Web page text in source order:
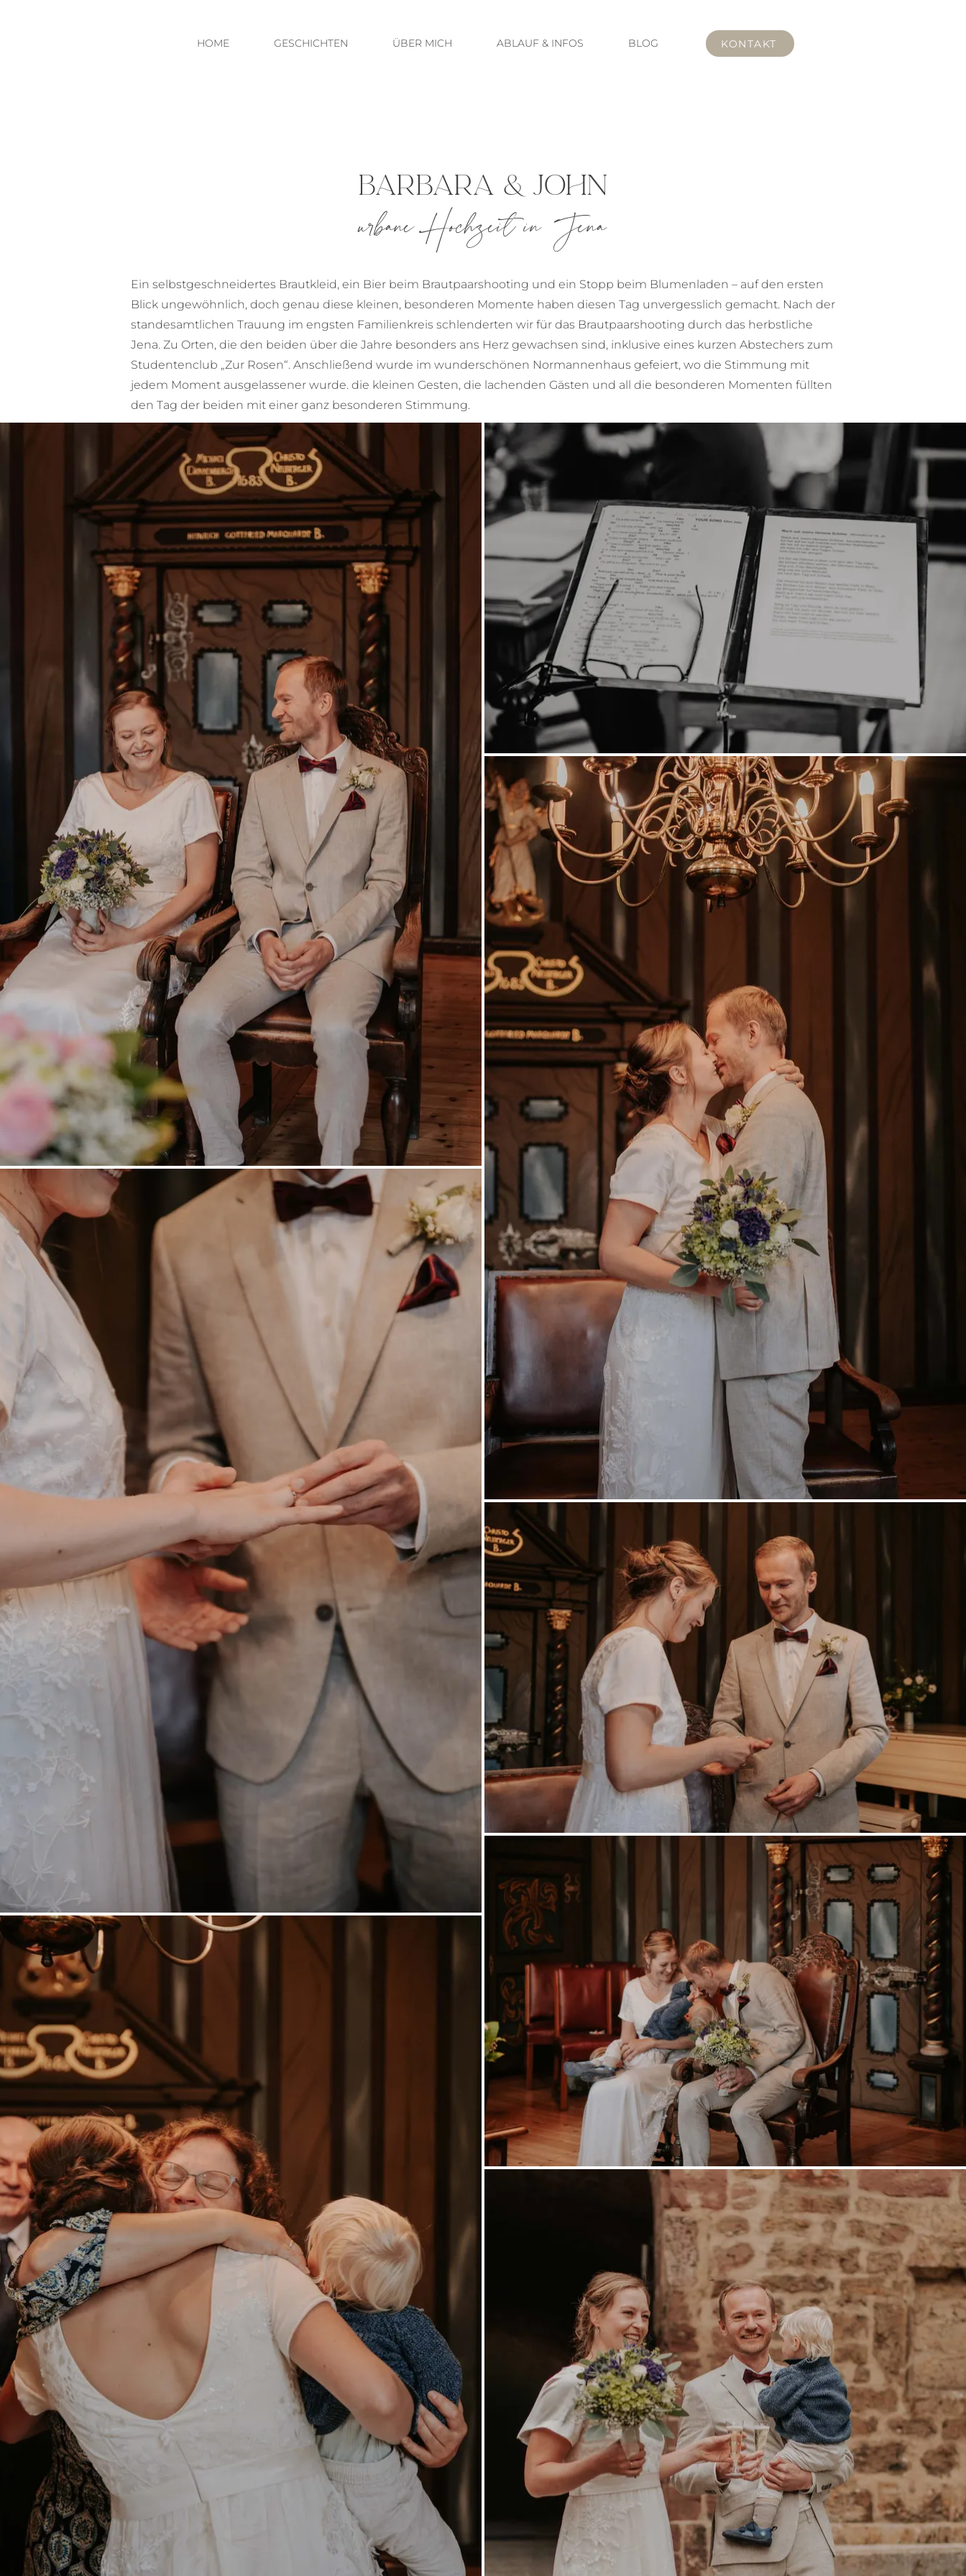
HOME GESCHICHTEN ÜBER MICH ABLAUF & INFOS BLOG KONTAKT
urbane Hochzeit in Jena
BARBARA & JOHN
Ein selbstgeschneidertes Brautkleid, ein Bier beim Brautpaarshooting und ein Stopp beim Blumenladen – auf den ersten
Blick ungewöhnlich, doch genau diese kleinen, besonderen Momente haben diesen Tag unvergesslich gemacht. Nach der
standesamtlichen Trauung im engsten Familienkreis schlenderten wir für das Brautpaarshooting durch das herbstliche
Jena. Zu Orten, die den beiden über die Jahre besonders ans Herz gewachsen sind, inklusive eines kurzen Abstechers zum
Studentenclub „Zur Rosen“. Anschließend wurde im wunderschönen Normannenhaus gefeiert, wo die Stimmung mit
jedem Moment ausgelassener wurde. die kleinen Gesten, die lachenden Gästen und all die besonderen Momenten füllten
den Tag der beiden mit einer ganz besonderen Stimmung.